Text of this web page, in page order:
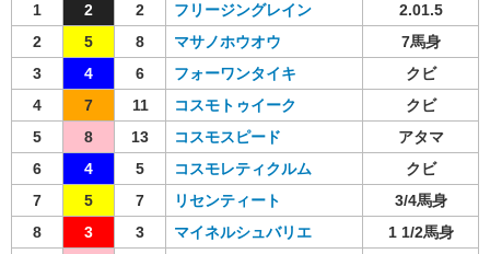
1 2 2 フリージングレイン
2.01.5
2
5 8 マサノホウオウ
7馬身
3
4 6 フォーワンタイキ
クビ
4
7 11 コスモトゥイーク
クビ
5
8 13 コスモスピード
アタマ
6
4 5 コスモレティクルム
クビ
7
5 7 リセンティート
3/4馬身
8
3 3 マイネルシュバリエ
1 1/2馬身